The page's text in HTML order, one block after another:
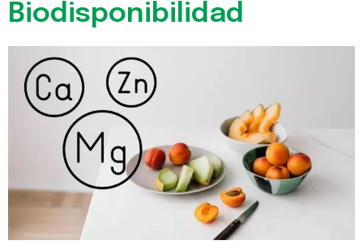
Biodisponibilidad